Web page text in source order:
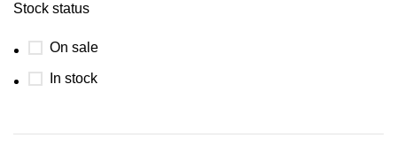
Stock status
On sale
In stock